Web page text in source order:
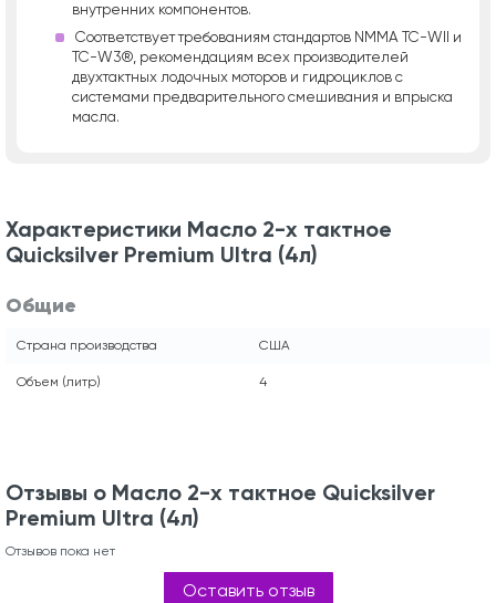
внутренних компонентов.
Соответствует требованиям стандартов NMMA TC-WII и
TC-W3®, рекомендациям всех производителей
двухтактных лодочных моторов и гидроциклов с
системами предварительного смешивания и впрыска
масла.
Характеристики Масло 2-х тактное
Quicksilver Premium Ultra (4л)
Общие
Страна производства США
Объем (литр) 4
Отзывы о Масло 2-х тактное Quicksilver
Premium Ultra (4л)
Отзывов пока нет
Оставить отзыв